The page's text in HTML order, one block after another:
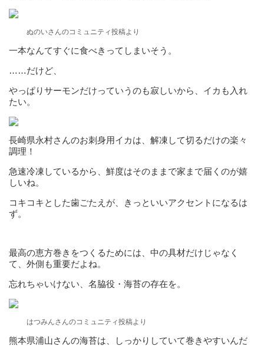
ぬのいさんのコミュニティ投稿より
一本なんてすぐに食べきってしまいそう。
……だけど、
やっぱりサーモンだけっていうのも寂しいから、イカも入れ
たい。
長崎県永村さんのお刺身用イカは、解凍して切るだけの楽々
調理！
急速冷凍しているから、鮮度はそのままで家まで届くのが嬉
しいね。
コキコキとした歯ごたえが、きっといいアクセントになるは
ず。
最高の恵方巻きをつくるためには、中の具材だけじゃなく
て、外側も重要だよね。
忘れちゃいけない、名脇役・海苔の存在を。
はつみんさんのコミュニティ投稿より
熊本県浦山さんの海苔は、しっかりしていて巻きやすいんだ